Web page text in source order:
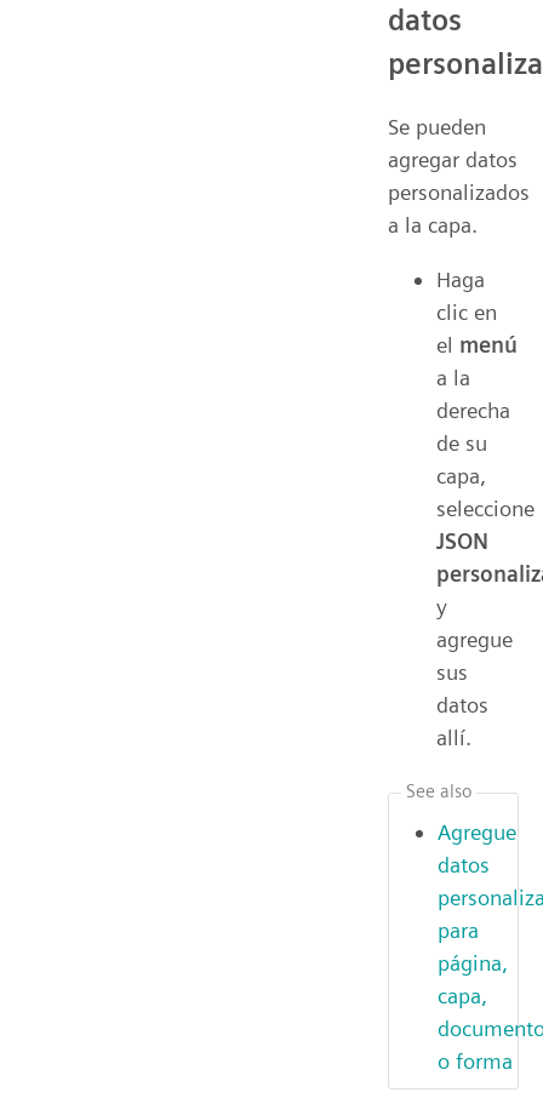
datos
Se pueden
agregar datos
personalizados
a la capa.
Haga
clic en
el menú
a la
derecha
de su
capa,
seleccione
JSON
y
agregue
sus
datos
allí.
Agregue
datos
para
página,
capa,
o forma
See also